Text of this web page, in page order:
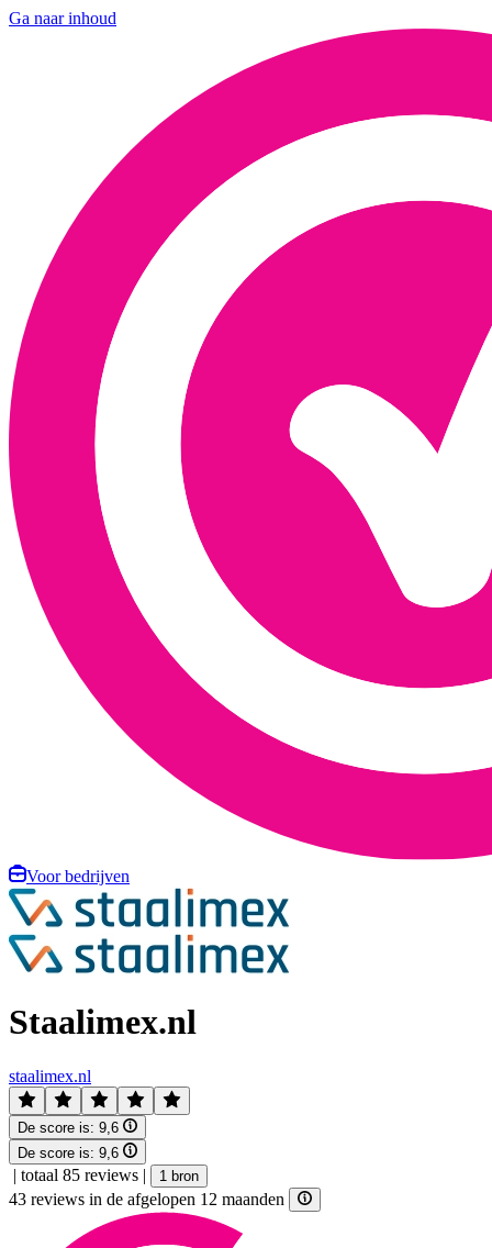
Ga naar inhoud
Voor bedrijven
Staalimex.nl
staalimex.nl
De score is: 9,6
De score is: 9,6
| totaal 85 reviews | 1 bron
43 reviews in de afgelopen 12 maanden